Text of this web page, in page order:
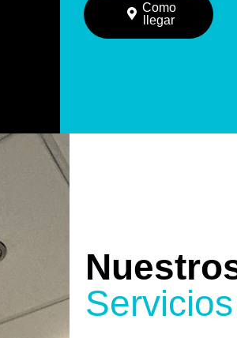
Como
llegar
Servicios